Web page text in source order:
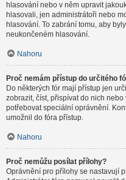
hlasování nebo v něm upravit
hlasovali, jen administrátoři nebo
hlasování. To zabrání tomu, aby
neukončeném hlasování.
Nahoru
Proč nemám přístup do určitého
Do některých fór mají přístup jen
zobrazit, číst, přispívat do nich
potřebovat speciální oprávnění.
umožnil do fóra přístup.
Nahoru
Proč nemůžu posílat přílohy?
Oprávnění pro přílohy se nastavují